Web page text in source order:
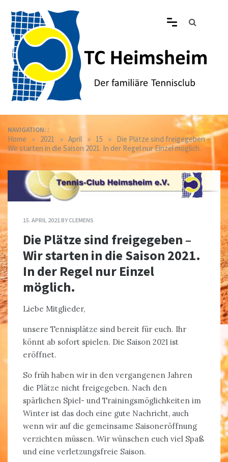
content
Tennisclub Heimsheim
NAVIGATION: :
Home » 2021 » April » 15 » Die Plätze sind freigegeben –
Wir starten in die Saison 2021. In der Regel nur Einzel möglich.
15. APRIL 2021BYCLEMENS
Die Plätze sind freigegeben –
Wir starten in die Saison 2021.
In der Regel nur Einzel
möglich.
Liebe Mitglieder,
unsere Tennisplätze sind bereit für euch. Ihr
könnt ab sofort spielen. Die Saison 2021 ist
eröffnet.
So früh haben wir in den vergangenen Jahren
die Plätze nicht freigegeben. Nach den
spärlichen Spiel- und Trainingsmöglichkeiten im
Winter ist das doch eine gute Nachricht, auch
wenn wir auf die gemeinsame Saisoneröffnung
verzichten müssen. Wir wünschen euch viel Spaß
und eine verletzungsfreie Saison.